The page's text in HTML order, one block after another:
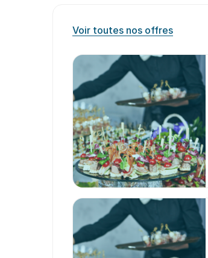
Voir toutes nos offres